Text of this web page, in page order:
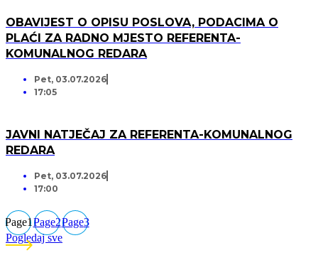
OBAVIJEST O OPISU POSLOVA, PODACIMA O
PLAĆI ZA RADNO MJESTO REFERENTA-
KOMUNALNOG REDARA
Pet, 03.07.2026
17:05
JAVNI NATJEČAJ ZA REFERENTA-KOMUNALNOG
REDARA
Pet, 03.07.2026
17:00
Page1Page2Page3
Pogledaj sve